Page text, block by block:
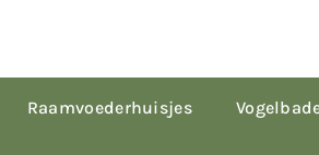
Raamvoederhuisjes